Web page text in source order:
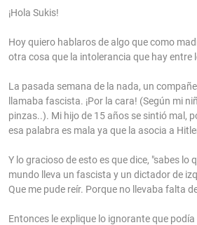
¡Hola Sukis!
Hoy quiero hablaros de algo que como
otra cosa que la intolerancia que hay entre
La pasada semana de la nada, un
llamaba fascista. ¡Por la cara! (Según mi
pinzas..). Mi hijo de 15 años se sintió mal,
esa palabra es mala ya que la asocia a
Y lo gracioso de esto es que dice, "sabes lo
mundo lleva un fascista y un dictador de
Que me pude reír. Porque no llevaba falta
Entonces le explique lo ignorante que